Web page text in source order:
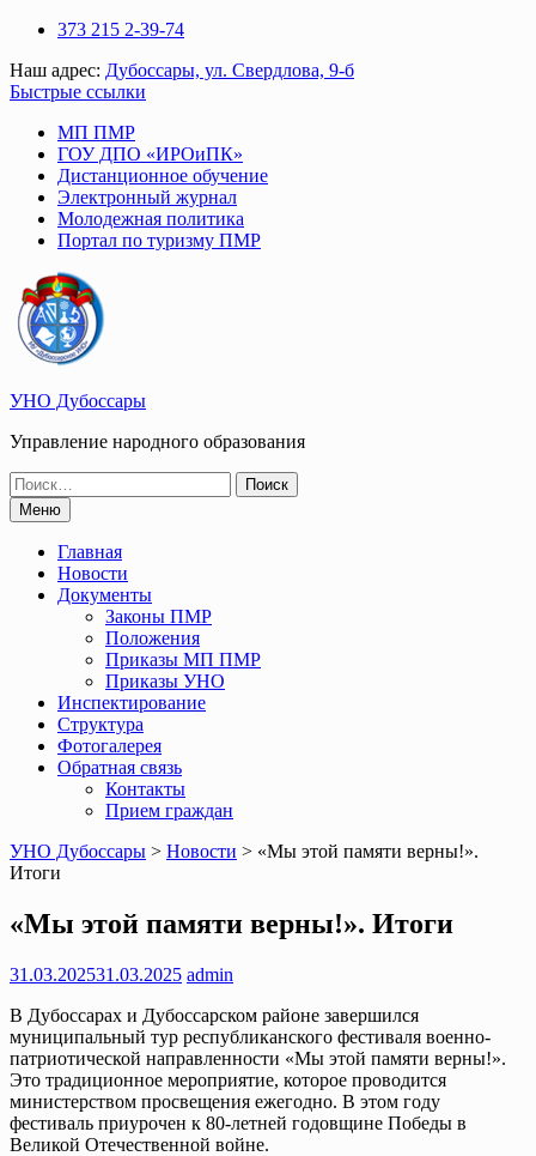
Перейти
содержимому
373 215 2-39-74
Наш адрес: Дубоссары, ул. Свердлова, 9-б
Быстрые ссылки
МП ПМР
ГОУ ДПО «ИРОиПК»
Дистанционное обучение
Электронный журнал
Молодежная политика
Портал по туризму ПМР
УНО Дубоссары
Управление народного образования
Поиск
по:Меню
Главная
Новости
Документы
Законы ПМР
Положения
Приказы МП ПМР
Приказы УНО
Инспектирование
Структура
Фотогалерея
Обратная связь
Контакты
Прием граждан
УНО Дубоссары > Новости > «Мы этой памяти верны!».
Итоги
«Мы этой памяти верны!». Итоги
31.03.202531.03.2025 admin
В Дубоссарах и Дубоссарском районе завершился
муниципальный тур республиканского фестиваля военно-
патриотической направленности «Мы этой памяти верны!».
Это традиционное мероприятие, которое проводится
министерством просвещения ежегодно. В этом году
фестиваль приурочен к 80-летней годовщине Победы в
Великой Отечественной войне.